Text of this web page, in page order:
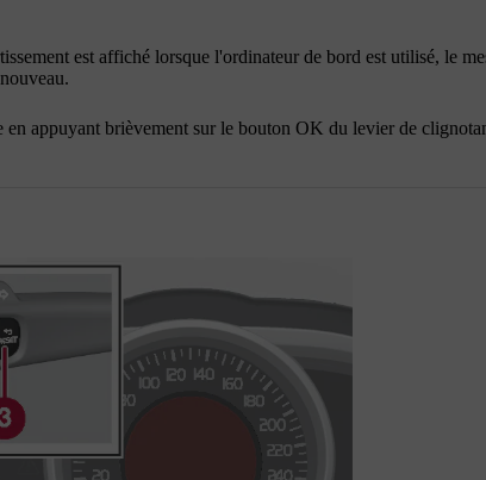
est affiché lorsque l'ordinateur de bord est utilisé, le
en appuyant brièvement sur le bouton OK du levier de